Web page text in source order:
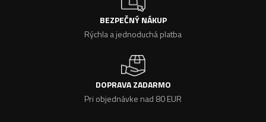
BEZPEČNÝ NÁKUP
Rýchla a jednoduchá platba
DOPRAVA ZADARMO
Pri objednávke nad 80 EUR